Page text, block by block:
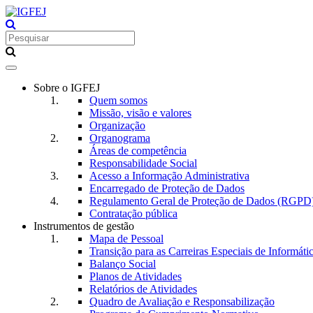
Toggle
navigationSobre o IGFEJ
Quem somos
Missão, visão e valores
Organização
Organograma
Áreas de competência
Responsabilidade Social
Acesso a Informação Administrativa
Encarregado de Proteção de Dados
Regulamento Geral de Proteção de Dados
Contratação pública
Instrumentos de gestão
Mapa de Pessoal
Transição para as Carreiras Especiais de
Balanço Social
Planos de Atividades
Relatórios de Atividades
Quadro de Avaliação e Responsabilização